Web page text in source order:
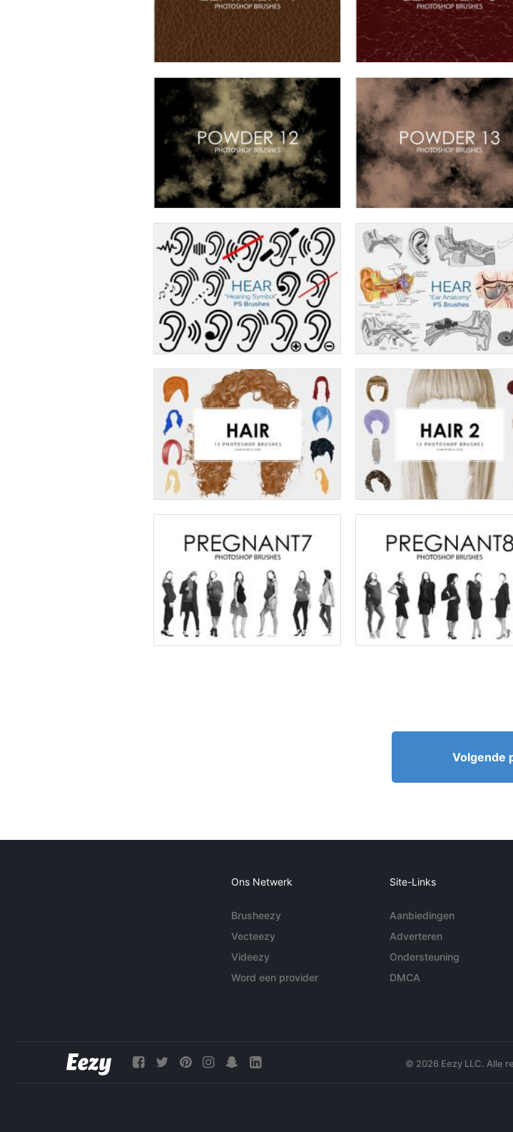
Volgende
Ons Netwerk
Brusheezy
Vecteezy
Videezy
Word een provider
Site-Links
Aanbiedingen
Adverteren
Ondersteuning
DMCA
© 2026 Eezy LLC. Alle